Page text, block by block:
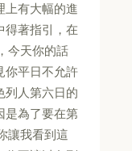
上有大幅的進
得著指引，在
今天你的話
你平日不允許
列人第六日的
是為了要在第
讓我看到這